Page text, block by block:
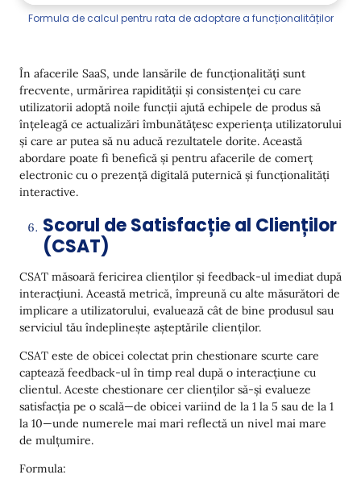
Formula de calcul pentru rata de adoptare a funcționalităților
În afacerile SaaS, unde lansările de funcționalități sunt
frecvente, urmărirea rapidității și consistenței cu care
utilizatorii adoptă noile funcții ajută echipele de produs să
înțeleagă ce actualizări îmbunătățesc experiența utilizatorului
și care ar putea să nu aducă rezultatele dorite. Această
abordare poate fi benefică și pentru afacerile de comerț
electronic cu o prezență digitală puternică și funcționalități
interactive.
Scorul de Satisfacție al Clienților
(CSAT)
CSAT măsoară fericirea clienților și feedback-ul imediat după
interacțiuni. Această metrică, împreună cu alte măsurători de
implicare a utilizatorului, evaluează cât de bine produsul sau
serviciul tău îndeplinește așteptările clienților.
CSAT este de obicei colectat prin chestionare scurte care
captează feedback-ul în timp real după o interacțiune cu
clientul. Aceste chestionare cer clienților să-și evalueze
satisfacția pe o scală—de obicei variind de la 1 la 5 sau de la 1
la 10—unde numerele mai mari reflectă un nivel mai mare
de mulțumire.
Formula: